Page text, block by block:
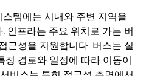
템에는 시내와 주변 지역을
인프라는 주요 위치로 가는 버
근성을 지원합니다. 버스는 실
정 경로와 일정에 따라 이동이